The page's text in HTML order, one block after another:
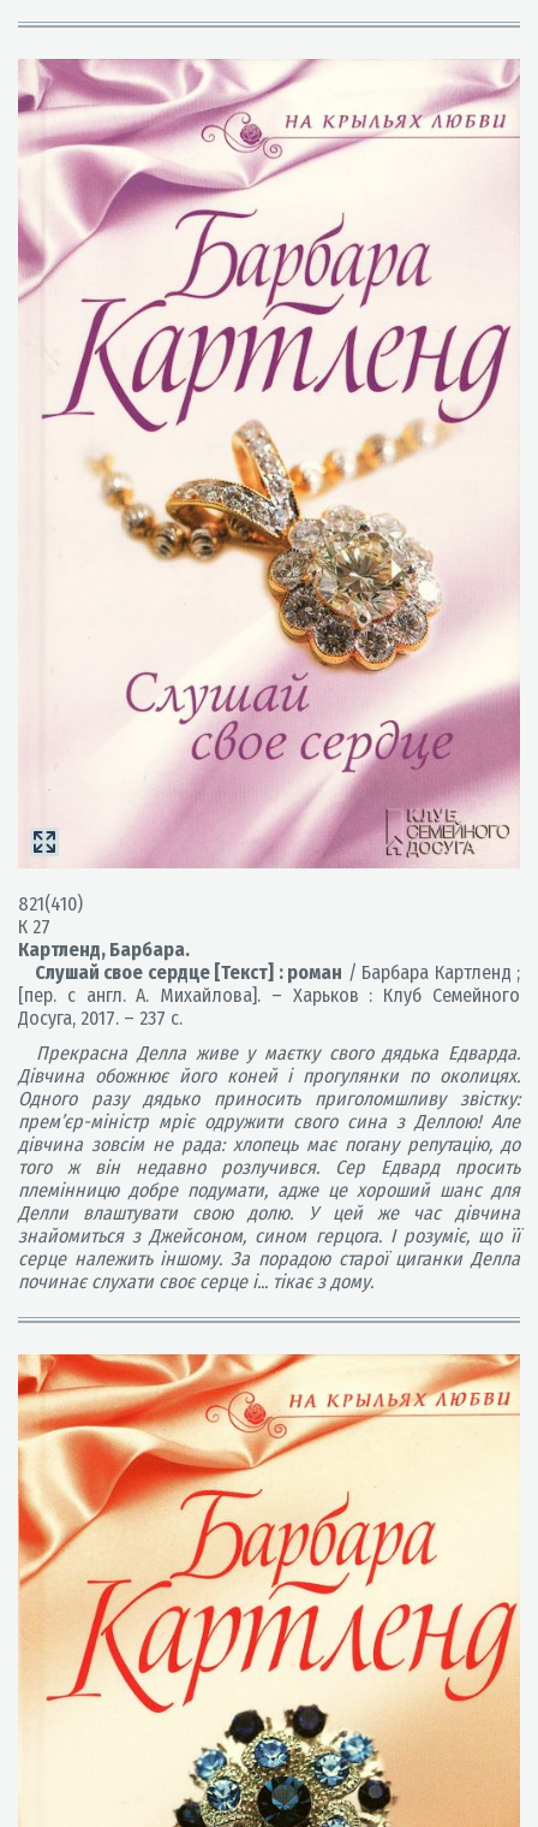
821(410)
К 27
Картленд, Барбара.
Слушай свое сердце [Текст] : роман / Барбара Картленд ;
[пер. с англ. А. Михайлова]. – Харьков : Клуб Семейного
Досуга, 2017. – 237 с.
Прекрасна Делла живе у маєтку свого дядька Едварда.
Дівчина обожнює його коней і прогулянки по околицях.
Одного разу дядько приносить приголомшливу звістку:
прем’єр-міністр мріє одружити свого сина з Деллою! Але
дівчина зовсім не рада: хлопець має погану репутацію, до
того ж він недавно розлучився. Сер Едвард просить
племінницю добре подумати, адже це хороший шанс для
Делли влаштувати свою долю. У цей же час дівчина
знайомиться з Джейсоном, сином герцога. І розуміє, що її
серце належить іншому. За порадою старої циганки Делла
починає слухати своє серце і... тікає з дому.